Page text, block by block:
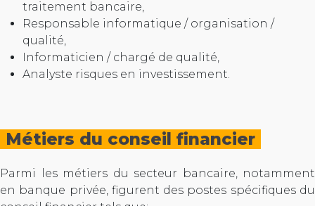
traitement bancaire,
Responsable informatique / organisation /
qualité,
Informaticien / chargé de qualité,
Analyste risques en investissement.
Métiers du conseil financier
Parmi les métiers du secteur bancaire, notamment
en banque privée, figurent des postes spécifiques du